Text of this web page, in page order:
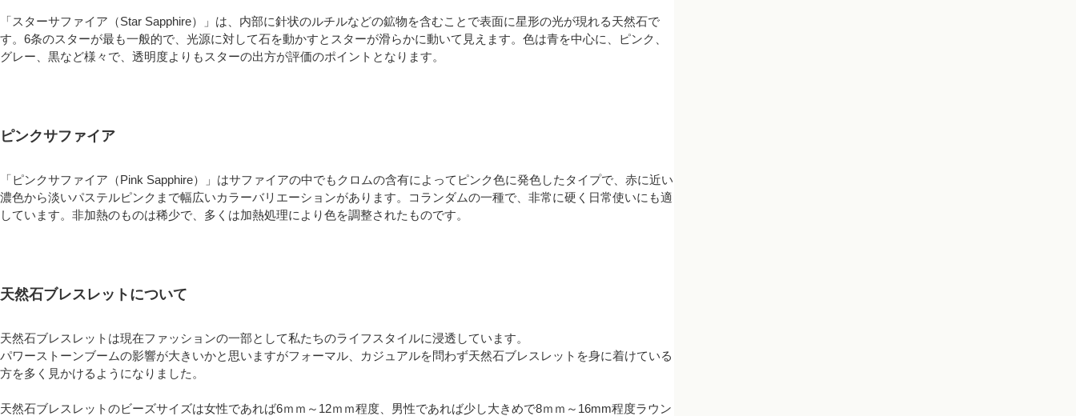
「スターサファイア（Star Sapphire）」は、内部に針状のルチルなどの鉱物を含むことで表面に星形の光が現れる天然石で
す。6条のスターが最も一般的で、光源に対して石を動かすとスターが滑らかに動いて見えます。色は青を中心に、ピンク、
グレー、黒など様々で、透明度よりもスターの出方が評価のポイントとなります。
ピンクサファイア
「ピンクサファイア（Pink Sapphire）」はサファイアの中でもクロムの含有によってピンク色に発色したタイプで、赤に近い
濃色から淡いパステルピンクまで幅広いカラーバリエーションがあります。コランダムの一種で、非常に硬く日常使いにも適
しています。非加熱のものは稀少で、多くは加熱処理により色を調整されたものです。
天然石ブレスレットについて
天然石ブレスレットは現在ファッションの一部として私たちのライフスタイルに浸透しています。
パワーストーンブームの影響が大きいかと思いますがフォーマル、カジュアルを問わず天然石ブレスレットを身に着けている
方を多く見かけるようになりました。
天然石ブレスレットのビーズサイズは女性であれば6ｍｍ～12ｍｍ程度、男性であれば少し大きめで8ｍｍ～16mm程度ラウン